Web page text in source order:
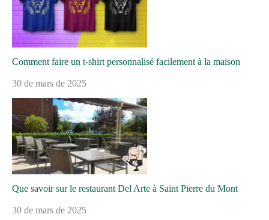
Comment faire un t-shirt personnalisé facilement à la maison
30 de mars de 2025
Que savoir sur le restaurant Del Arte à Saint Pierre du Mont
30 de mars de 2025